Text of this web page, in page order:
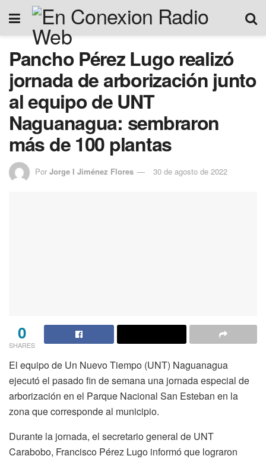
Pancho Pérez Lugo realizó
jornada de arborización junto
al equipo de UNT
Naguanagua: sembraron
más de 100 plantas
Por Jorge I Jiménez Flores 30 de agosto de 2022
0
SHARES
El equipo de Un Nuevo Tiempo (UNT) Naguanagua
ejecutó el pasado fin de semana una jornada especial de
arborización en el Parque Nacional San Esteban en la
zona que corresponde al municipio.
Durante la jornada, el secretario general de UNT
Carabobo, Francisco Pérez Lugo informó que lograron